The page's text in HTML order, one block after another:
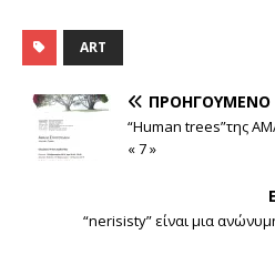
ART
ΠΡΟΗΓΟΎΜΕΝΟ
“Human trees”της
« 7 »
“nerisisty” είναι μια